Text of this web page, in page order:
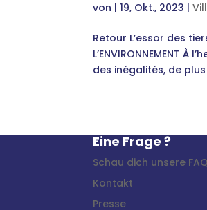
von |19, Okt., 2023 |
Retour L’essor des
L’ENVIRONNEMENT
des inégalités, de
Eine Frage ?
Schau dich unsere
Kontakt
Presse